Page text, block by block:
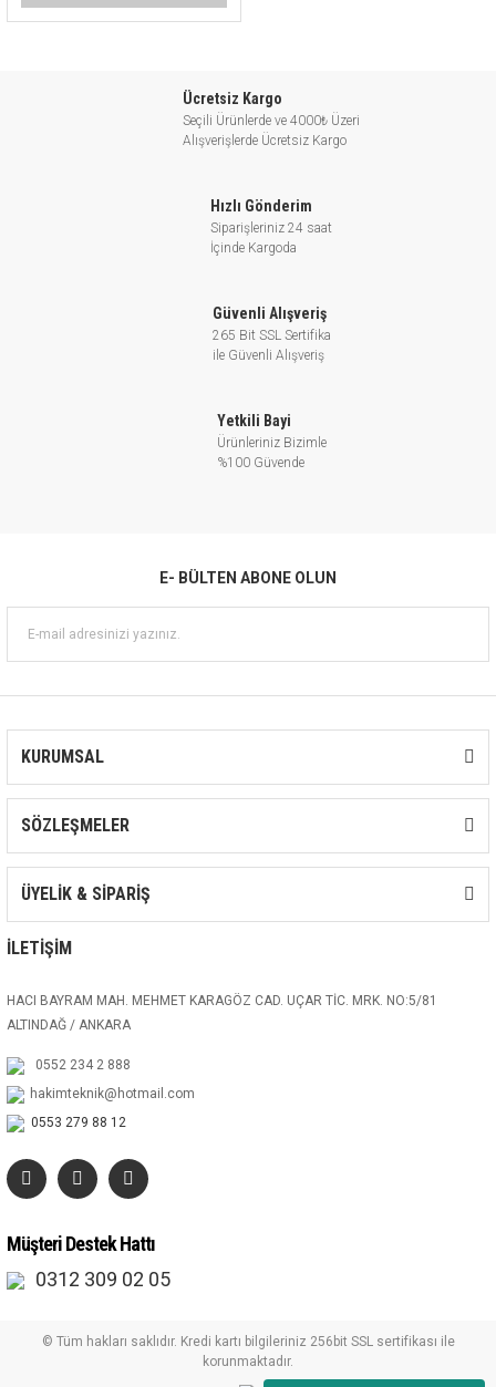
Ücretsiz Kargo
Seçili Ürünlerde ve 4000₺ Üzeri
Alışverişlerde Ücretsiz Kargo
Hızlı Gönderim
Siparişleriniz 24 saat
İçinde Kargoda
Güvenli Alışveriş
265 Bit SSL Sertifika
ile Güvenli Alışveriş
Yetkili Bayi
Ürünleriniz Bizimle
%100 Güvende
E- BÜLTEN ABONE OLUN
KURUMSAL
SÖZLEŞMELER
ÜYELİK & SİPARİŞ
İLETİŞİM
HACI BAYRAM MAH. MEHMET KARAGÖZ CAD. UÇAR TİC. MRK. NO:5/81
ALTINDAĞ / ANKARA
0552 234 2 888
hakimteknik@hotmail.com
0553 279 88 12
Müşteri Destek Hattı
0312 309 02 05
© Tüm hakları saklıdır. Kredi kartı bilgileriniz 256bit SSL sertifikası ile
korunmaktadır.